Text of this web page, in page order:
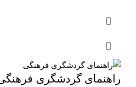
راهنمای گردشگری